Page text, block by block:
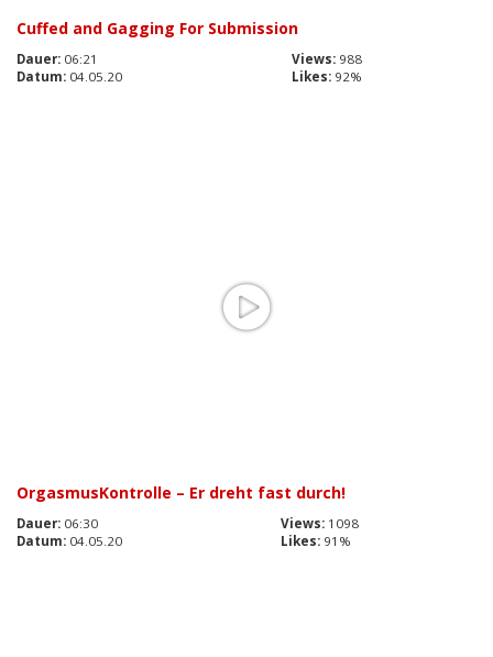
Cuffed and Gagging For Submission
Dauer: 06:21 Views: 988
Datum: 04.05.20 Likes: 92%
OrgasmusKontrolle – Er dreht fast durch!
Dauer: 06:30 Views: 1098
Datum: 04.05.20 Likes: 91%